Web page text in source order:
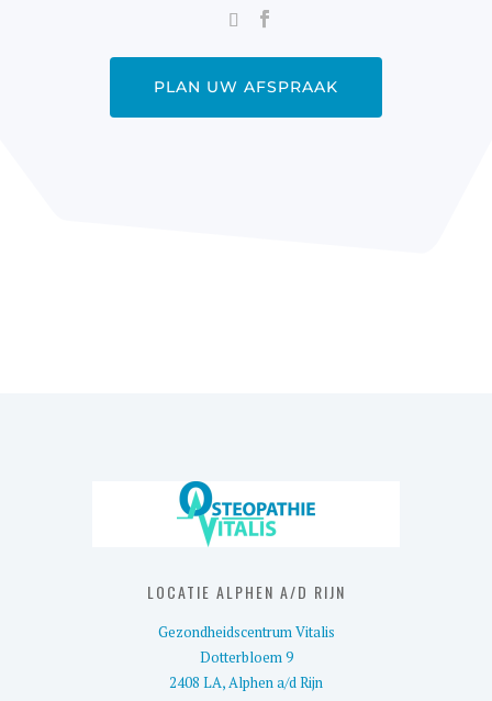
PLAN UW AFSPRAAK
LOCATIE ALPHEN A/D RIJN
Gezondheidscentrum Vitalis
Dotterbloem 9
2408 LA, Alphen a/d Rijn